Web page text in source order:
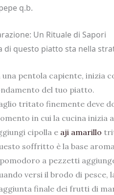
q.b.
Un Rituale di Sapori
di questo piatto sta nella
una pentola capiente, inizia
del tuo piatto.
tritato finemente deve
in cui la cucina inizia
cipolla e aji amarillo
soffritto è la base
a pezzetti
versi il brodo di pesce,
finale dei frutti di